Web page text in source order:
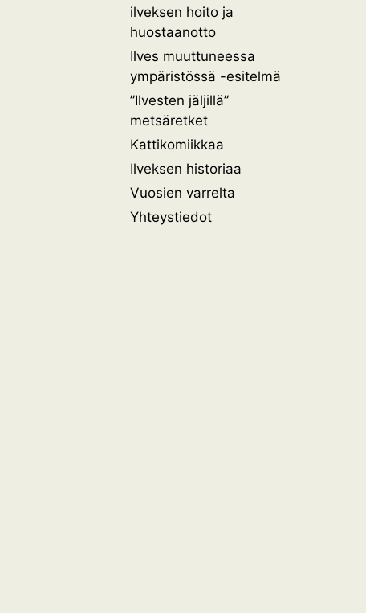
ilveksen hoito ja
huostaanotto
Ilves muuttuneessa
ympäristössä -esitelmä
”Ilvesten jäljillä”
metsäretket
Kattikomiikkaa
Ilveksen historiaa
Vuosien varrelta
Yhteystiedot